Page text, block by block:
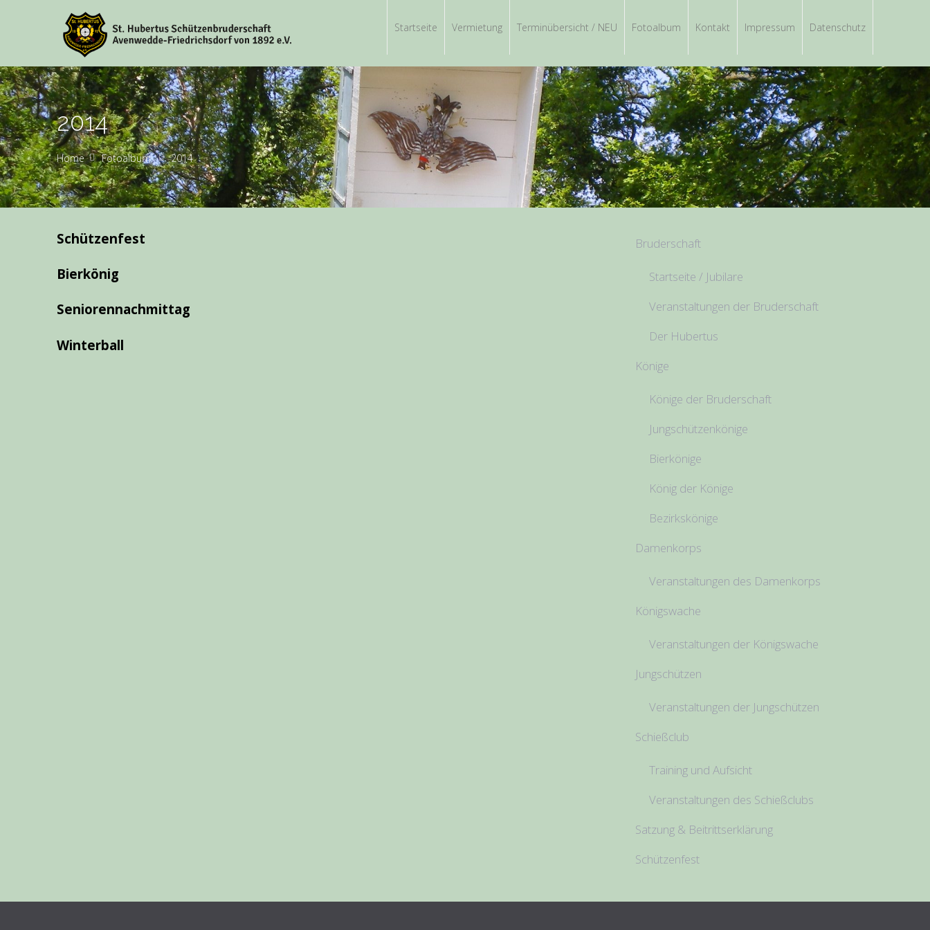
Startseite Vermietung Terminübersicht / NEU Fotoalbum Kontakt Impressum Datenschutz
2014
Home Fotoalbum 2014
Schützenfest
Bierkönig
Seniorennachmittag
Winterball
Bruderschaft
Startseite / Jubilare
Veranstaltungen der Bruderschaft
Der Hubertus
Könige
Könige der Bruderschaft
Jungschützenkönige
Bierkönige
König der Könige
Bezirkskönige
Damenkorps
Veranstaltungen des Damenkorps
Königswache
Veranstaltungen der Königswache
Jungschützen
Veranstaltungen der Jungschützen
Schießclub
Training und Aufsicht
Veranstaltungen des Schießclubs
Satzung & Beitrittserklärung
Schützenfest